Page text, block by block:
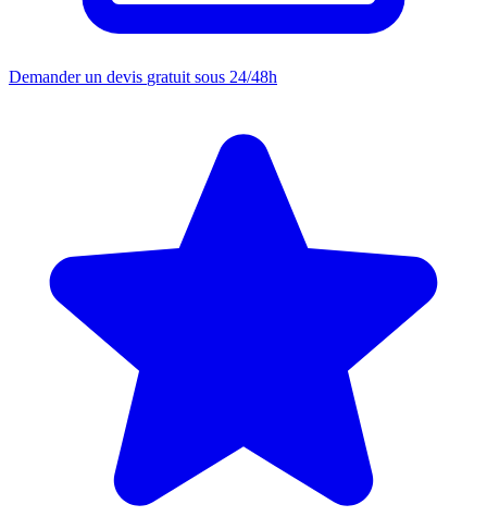
Demander un devis gratuit sous 24/48h